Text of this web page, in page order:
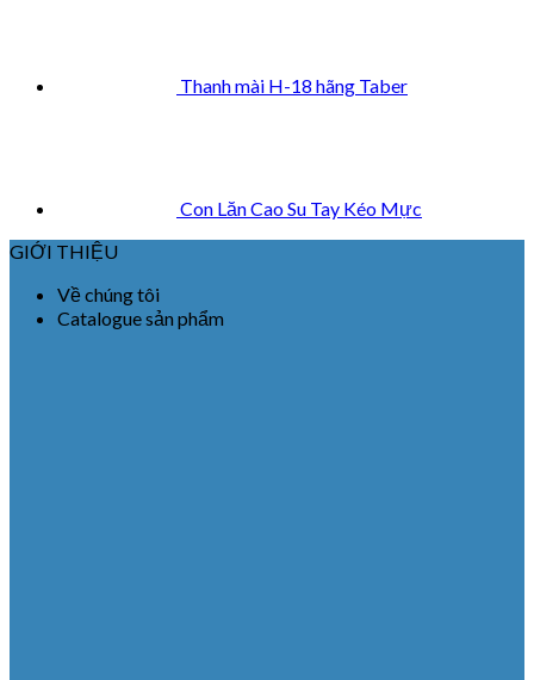
Thanh mài H-18 hãng Taber
Con Lăn Cao Su Tay Kéo Mực
GIỚI THIỆU
Về chúng tôi
Catalogue sản phẩm